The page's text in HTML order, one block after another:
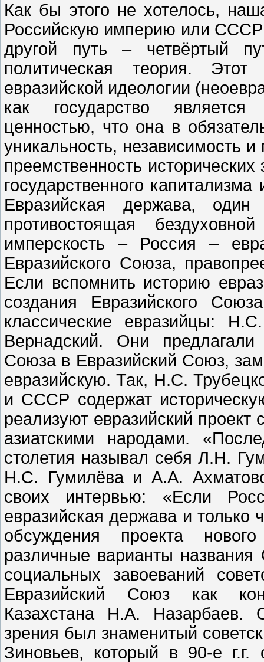
Как бы этого не хотелось,
Российскую империю или
другой путь – четвёртый
политическая теория.
евразийской идеологии
как государство является
ценностью, что она в
уникальность, независимость
преемственность
государственного
Евразийская держава,
противостоящая
имперскость – Россия –
Евразийского Союза,
Если вспомнить историю
создания Евразийского
классические евразийцы:
Вернадский. Они предлагали
Союза в Евразийский Союз,
евразийскую. Так, Н.С.
и СССР содержат
реализуют евразийский
азиатскими народами.
столетия называл себя Л.Н.
Н.С. Гумилёва и А.А.
своих интервью: «Если
евразийская держава и только
обсуждения проекта
различные варианты названия
социальных завоеваний
Евразийский Союз как
Казахстана Н.А. Назарбаев.
зрения был знаменитый
Зиновьев, который в 90-е